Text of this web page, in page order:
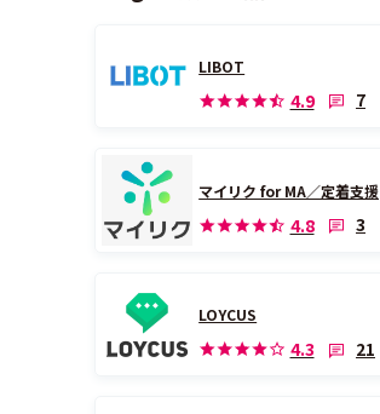
LIBOT
4.9 7
マイリク for MA／定着支援
4.8 3
LOYCUS
4.3 21